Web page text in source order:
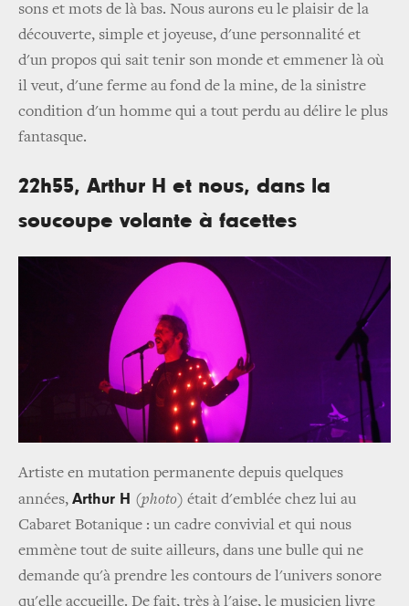
sons et mots de là­ bas. Nous aurons eu le plaisir de la
découverte, simple et joyeuse, d'une personnalité et
d'un propos qui sait tenir son monde et emmener là où
il veut, d'une ferme au fond de la mine, de la sinistre
condition d'un homme qui a tout perdu au délire le plus
fantasque.
22h55, Arthur H et nous, dans la
soucoupe volante à facettes
Artiste en mutation permanente depuis quelques
années, Arthur H (photo) était d'emblée chez lui au
Cabaret Botanique : un cadre convivial et qui nous
emmène tout de suite ailleurs, dans une bulle qui ne
demande qu'à prendre les contours de l'univers sonore
qu'elle accueille. De fait, très à l'aise, le musicien livre